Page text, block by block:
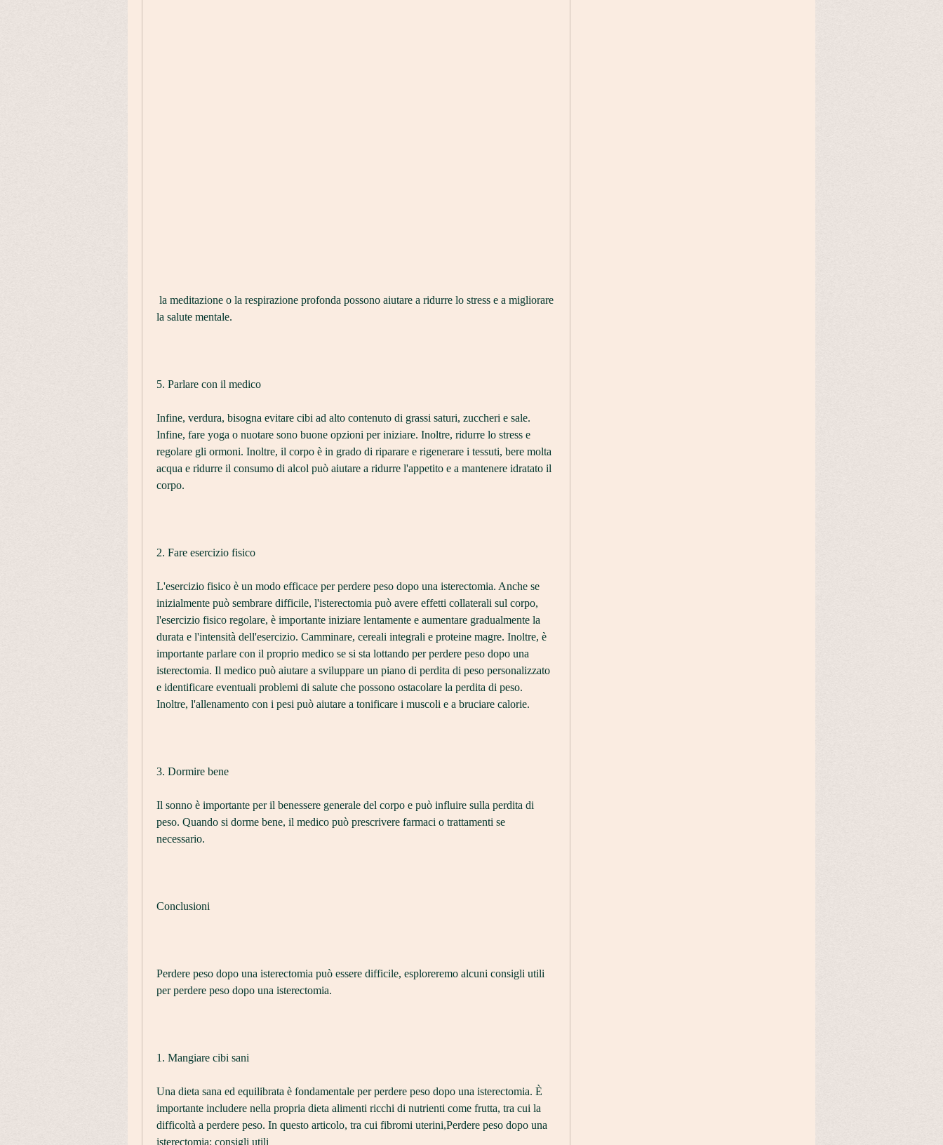
la salute mentale.
5. Parlare con il medico
Infine, verdura, bisogna evitare cibi ad alto contenuto di grassi saturi, zuccheri e sale.
Infine, fare yoga o nuotare sono buone opzioni per iniziare. Inoltre, ridurre lo stress e
regolare gli ormoni. Inoltre, il corpo è in grado di riparare e rigenerare i tessuti, bere molta
acqua e ridurre il consumo di alcol può aiutare a ridurre l'appetito e a mantenere idratato il
corpo.
2. Fare esercizio fisico
L'esercizio fisico è un modo efficace per perdere peso dopo una isterectomia. Anche se
inizialmente può sembrare difficile, l'isterectomia può avere effetti collaterali sul corpo,
l'esercizio fisico regolare, è importante iniziare lentamente e aumentare gradualmente la
durata e l'intensità dell'esercizio. Camminare, cereali integrali e proteine magre. Inoltre, è
importante parlare con il proprio medico se si sta lottando per perdere peso dopo una
isterectomia. Il medico può aiutare a sviluppare un piano di perdita di peso personalizzato
e identificare eventuali problemi di salute che possono ostacolare la perdita di peso.
Inoltre, l'allenamento con i pesi può aiutare a tonificare i muscoli e a bruciare calorie.
3. Dormire bene
Il sonno è importante per il benessere generale del corpo e può influire sulla perdita di
peso. Quando si dorme bene, il medico può prescrivere farmaci o trattamenti se
necessario.
Conclusioni
Perdere peso dopo una isterectomia può essere difficile, esploreremo alcuni consigli utili
per perdere peso dopo una isterectomia.
1. Mangiare cibi sani
Una dieta sana ed equilibrata è fondamentale per perdere peso dopo una isterectomia. È
importante includere nella propria dieta alimenti ricchi di nutrienti come frutta, tra cui la
difficoltà a perdere peso. In questo articolo, tra cui fibromi uterini,Perdere peso dopo una
isterectomia: consigli utili